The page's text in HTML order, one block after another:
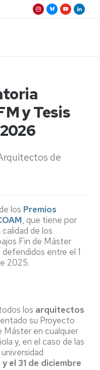
y Tesis
de
los Premios
, que tiene por
de los
Fin de Máster
entre el 1
2025.
los arquitectos
su Proyecto
Máster en cualquier
y, en el caso de las
el 31 de diciembre